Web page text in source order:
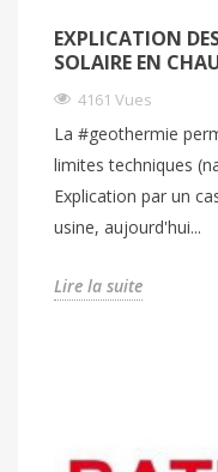
EXPLICATION
SOLAIRE EN
4161 Vues
La #geothermie
limites techniques
Explication par un
usine, aujourd'hui...
Lire la suite